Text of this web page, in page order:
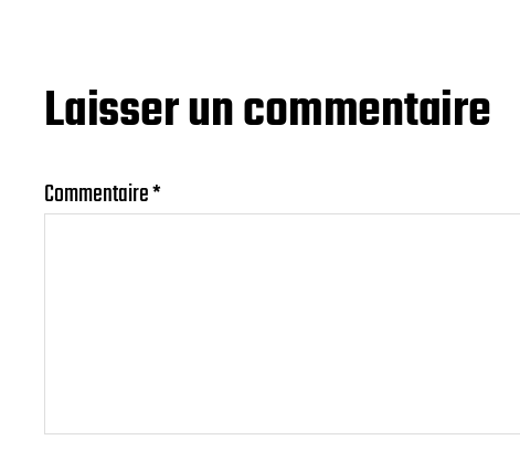
Laisser un commentaire
Commentaire*